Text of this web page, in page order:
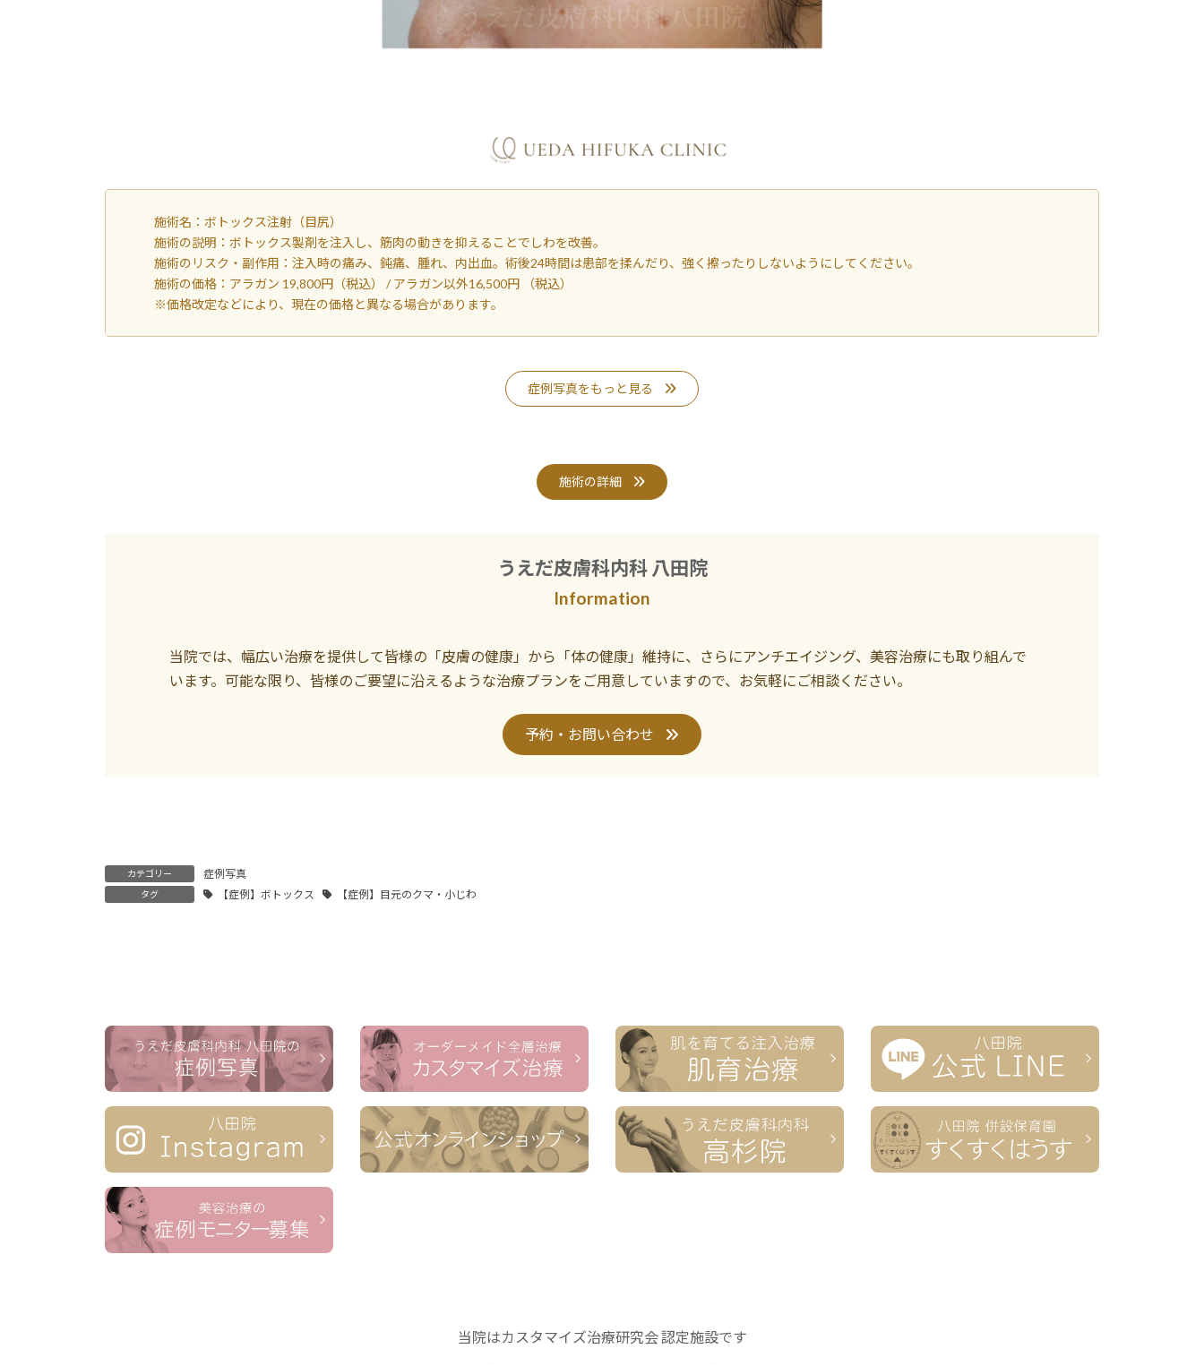
施術名：ボトックス注射（目尻）
施術の説明：ボトックス製剤を注入し、筋肉の動きを抑えることでしわを改善。
施術のリスク・副作用：注入時の痛み、鈍痛、腫れ、内出血。術後24時間は患部を揉んだり、強く擦ったりしないようにしてください。
施術の価格：アラガン 19,800円（税込） / アラガン以外16,500円 （税込）
※価格改定などにより、現在の価格と異なる場合があります。
症例写真をもっと見る
施術の詳細
うえだ皮膚科内科 八田院
Information
当院では、幅広い治療を提供して皆様の「皮膚の健康」から「体の健康」維持に、さらにアンチエイジング、美容治療にも取り組んで
います。可能な限り、皆様のご要望に沿えるような治療プランをご用意していますので、お気軽にご相談ください。
予約・お問い合わせ
カテゴリー 症例写真
タグ 【症例】ボトックス 【症例】目元のクマ・小じわ
当院はカスタマイズ治療研究会 認定施設です